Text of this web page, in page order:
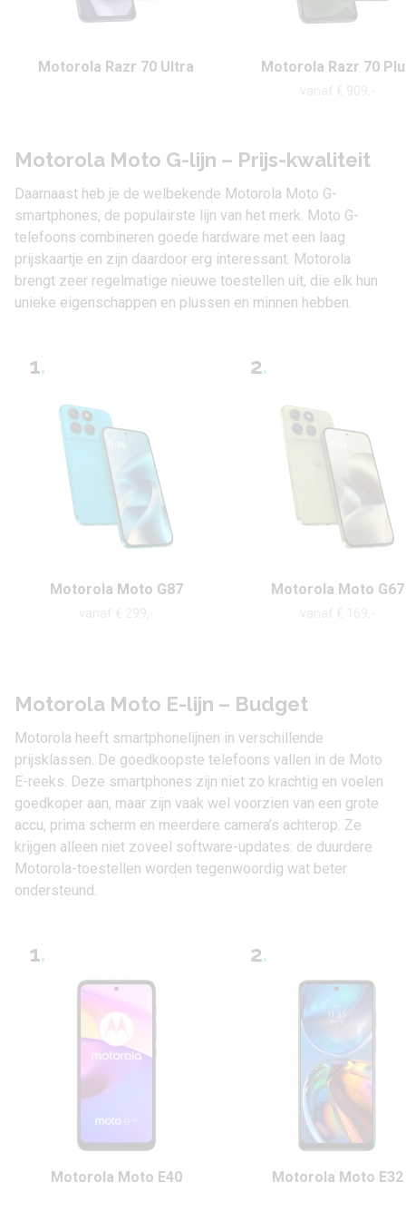
Motorola Razr 70 Ultra Motorola Razr 70
Motorola Moto G-lijn – Prijs-kwaliteit
Daarnaast heb je de welbekende Motorola Moto G-
smartphones, de populairste lijn van het merk. Moto G-
telefoons combineren goede hardware met een laag
prijskaartje en zijn daardoor erg interessant. Motorola
brengt zeer regelmatige nieuwe toestellen uit, die elk hun
unieke eigenschappen en plussen en minnen hebben.
1.
Motorola Moto G87
2.
Motorola Moto G67
Motorola Moto E-lijn – Budget
Motorola heeft smartphonelijnen in verschillende
prijsklassen. De goedkoopste telefoons vallen in de Moto
E-reeks. Deze smartphones zijn niet zo krachtig en voelen
goedkoper aan, maar zijn vaak wel voorzien van een grote
accu, prima scherm en meerdere camera’s achterop. Ze
krijgen alleen niet zoveel software-updates: de duurdere
Motorola-toestellen worden tegenwoordig wat beter
ondersteund.
1.
Motorola Moto E40
2.
Motorola Moto E32